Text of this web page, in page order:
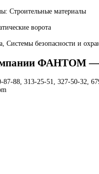
Строительные материалы
ворота
Системы безопасности и
87-88, 313-25-51, 327-50-32,